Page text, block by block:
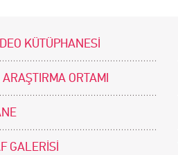
KÜTÜPHANESİ
ORTAMI
GALERİSİ